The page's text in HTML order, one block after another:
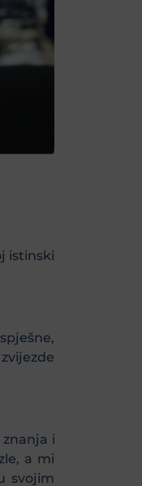
istinski
znanja i
a mi
svojim